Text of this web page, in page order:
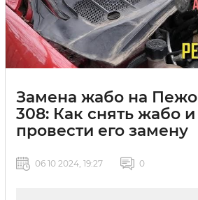
Замена жабо на Пежо
308: Как снять жабо и
провести его замену
06 10 2024, 19:27 0